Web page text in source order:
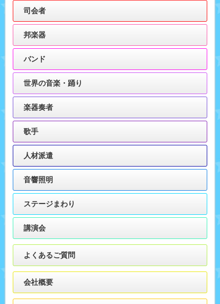
司会者
邦楽器
バンド
世界の音楽・踊り
楽器奏者
歌手
人材派遣
音響照明
ステージまわり
講演会
よくあるご質問
会社概要